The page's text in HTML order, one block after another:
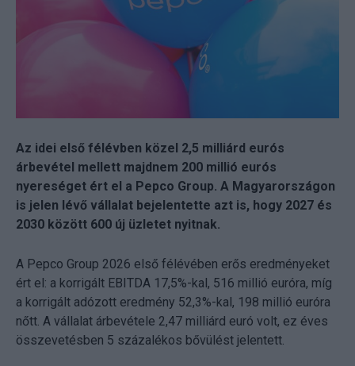
Az idei első félévben közel 2,5 milliárd eurós
árbevétel mellett majdnem 200 millió eurós
nyereséget ért el a Pepco Group. A Magyarországon
is jelen lévő vállalat bejelentette azt is, hogy 2027 és
2030 között 600 új üzletet nyitnak.
A Pepco Group 2026 első félévében erős eredményeket
ért el: a korrigált EBITDA 17,5%-kal, 516 millió euróra, míg
a korrigált adózott eredmény 52,3%-kal, 198 millió euróra
nőtt. A vállalat árbevétele 2,47 milliárd euró volt, ez éves
összevetésben 5 százalékos bővülést jelentett.